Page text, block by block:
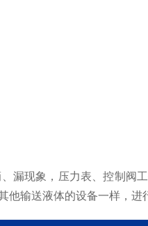
现象，压力表、控制阀
输送液体的设备一样，进